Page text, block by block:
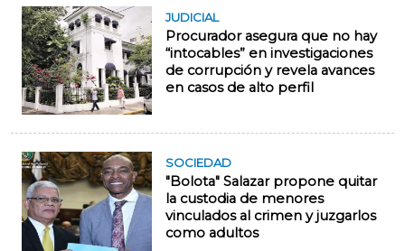
JUDICIAL
Procurador asegura que no hay
“intocables” en investigaciones
de corrupción y revela avances
en casos de alto perfil
SOCIEDAD
"Bolota" Salazar propone quitar
la custodia de menores
vinculados al crimen y juzgarlos
como adultos